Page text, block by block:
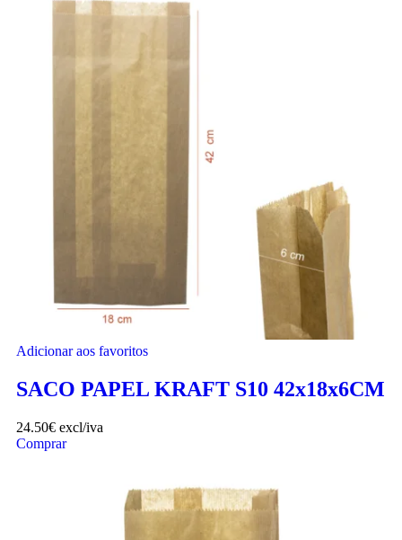
Adicionar aos favoritos
SACO PAPEL KRAFT S10 42x18x6CM
24.50€ excl/iva
Comprar